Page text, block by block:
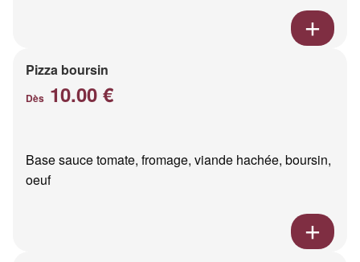
Pizza boursin
Dès 10.00 €
Base sauce tomate, fromage, viande hachée, boursin,
oeuf